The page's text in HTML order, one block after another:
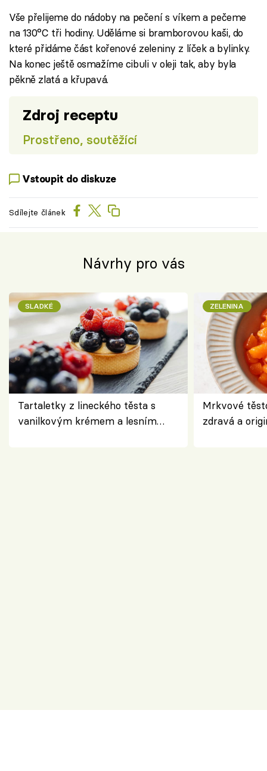
Vše přelijeme do nádoby na pečení s víkem a pečeme
na 130°C tři hodiny. Uděláme si bramborovou kaši, do
které přidáme část kořenové zeleniny z líček a bylinky.
Na konec ještě osmažíme cibuli v oleji tak, aby byla
pěkně zlatá a křupavá.
Zdroj receptu
Prostřeno, soutěžící
Vstoupit do diskuze
Sdílejte článek
Návrhy pro vás
SLADKÉ
Tartaletky z lineckého těsta s
vanilkovým krémem a lesním
ZELENINA
Mrkvové
zdravá a